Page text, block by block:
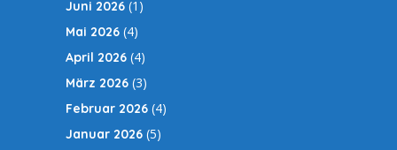
Juni 2026 (1)
Mai 2026 (4)
April 2026 (4)
März 2026 (3)
Februar 2026 (4)
Januar 2026 (5)